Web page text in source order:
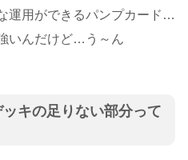
運用ができるパンプカード…
いんだけど…う～ん
キの足りない部分って